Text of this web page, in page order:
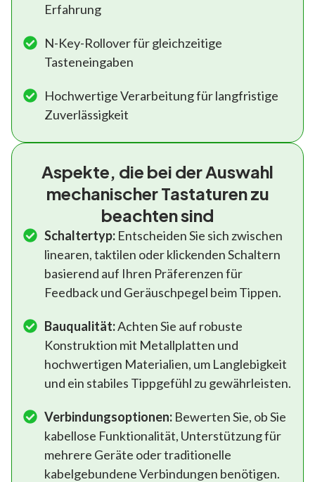
Erfahrung
N-Key-Rollover für gleichzeitige
Tasteneingaben
Hochwertige Verarbeitung für langfristige
Zuverlässigkeit
Aspekte, die bei der Auswahl
mechanischer Tastaturen zu
beachten sind
Schaltertyp: Entscheiden Sie sich zwischen
linearen, taktilen oder klickenden Schaltern
basierend auf Ihren Präferenzen für
Feedback und Geräuschpegel beim Tippen.
Bauqualität:Achten Sie auf robuste
Konstruktion mit Metallplatten und
hochwertigen Materialien, um Langlebigkeit
und ein stabiles Tippgefühl zu gewährleisten.
Verbindungsoptionen: Bewerten Sie, ob Sie
kabellose Funktionalität, Unterstützung für
mehrere Geräte oder traditionelle
kabelgebundene Verbindungen benötigen.